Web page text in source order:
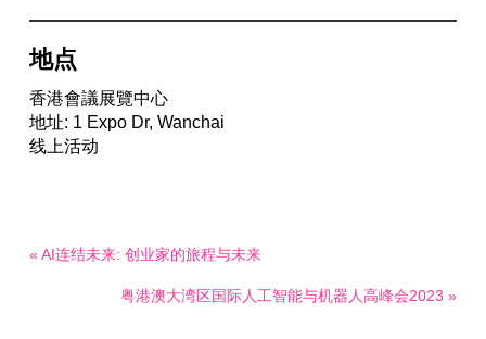
地点
香港會議展覽中心
地址: 1 Expo Dr, Wanchai
线上活动
« AI连结未来: 创业家的旅程与未来
粤港澳大湾区国际人工智能与机器人高峰会2023 »